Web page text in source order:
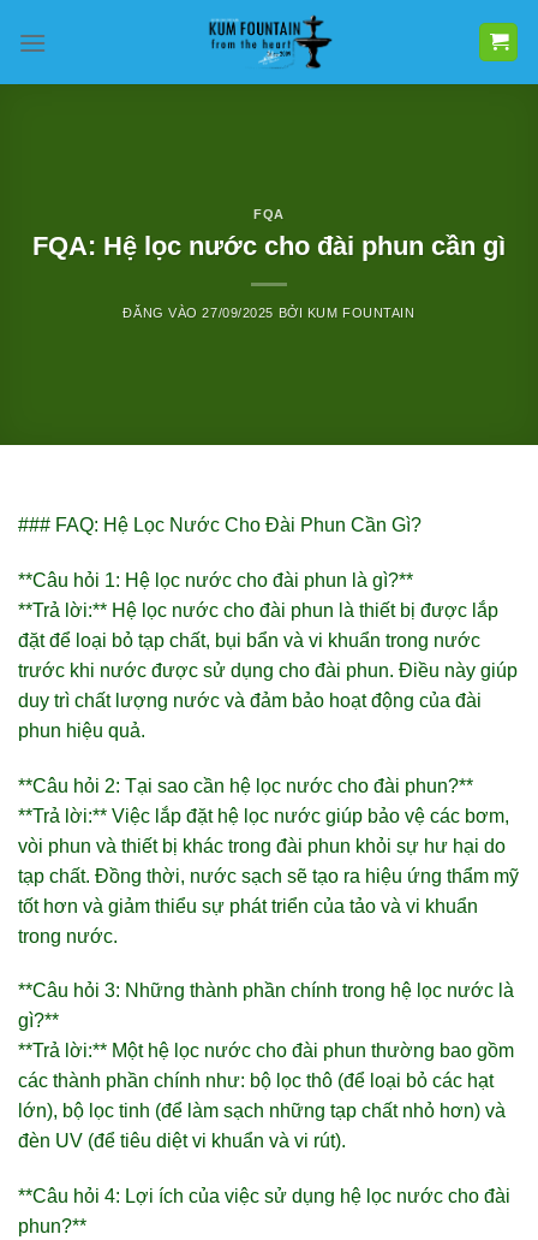
qua
FQA
FQA: Hệ lọc nước cho đài phun cần gì
ĐĂNG VÀO27/09/2025 BỞI KUM FOUNTAIN
### FAQ: Hệ Lọc Nước Cho Đài Phun Cần Gì?
**Câu hỏi 1: Hệ lọc nước cho đài phun là gì?**
**Trả lời:** Hệ lọc nước cho đài phun là thiết bị được lắp
đặt để loại bỏ tạp chất, bụi bẩn và vi khuẩn trong nước
trước khi nước được sử dụng cho đài phun. Điều này giúp
duy trì chất lượng nước và đảm bảo hoạt động của đài
phun hiệu quả.
**Câu hỏi 2: Tại sao cần hệ lọc nước cho đài phun?**
**Trả lời:** Việc lắp đặt hệ lọc nước giúp bảo vệ các bơm,
vòi phun và thiết bị khác trong đài phun khỏi sự hư hại do
tạp chất. Đồng thời, nước sạch sẽ tạo ra hiệu ứng thẩm mỹ
tốt hơn và giảm thiểu sự phát triển của tảo và vi khuẩn
trong nước.
**Câu hỏi 3: Những thành phần chính trong hệ lọc nước là
gì?**
**Trả lời:** Một hệ lọc nước cho đài phun thường bao gồm
các thành phần chính như: bộ lọc thô (để loại bỏ các hạt
lớn), bộ lọc tinh (để làm sạch những tạp chất nhỏ hơn) và
đèn UV (để tiêu diệt vi khuẩn và vi rút).
**Câu hỏi 4: Lợi ích của việc sử dụng hệ lọc nước cho đài
phun?**